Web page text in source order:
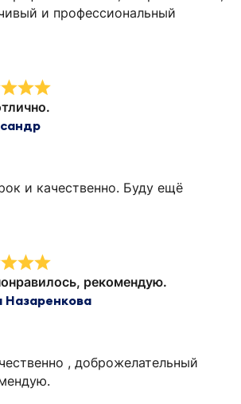
и профессиональный
и качественно. Буду ещё
рекомендую.
Назаренкова
, доброжелательный